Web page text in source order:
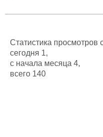
Статистика просмотров
сегодня 1,
с начала месяца 4,
всего 140